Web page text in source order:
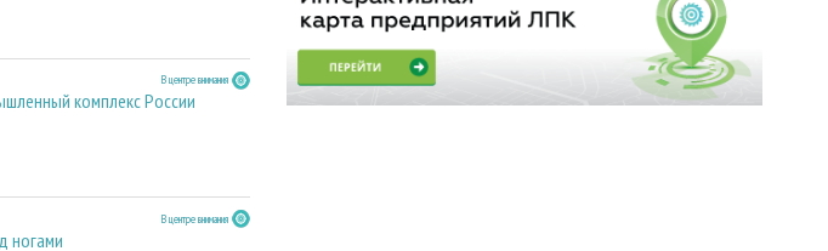
В центре внимания
комплекс России
В центре внимания
ногами